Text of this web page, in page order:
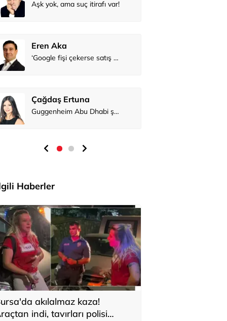
Haberler
akılalmaz kaza!
indi, tavırları polisi